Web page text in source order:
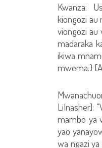
Kwanza:
kiongozi au
viongozi au
madaraka
ikiwa
mwema.}
Lilnasher]:
mambo ya
yao
wa ngazi